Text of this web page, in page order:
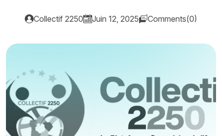
Collectif 2250 Juin 12, 2025 Comments(0)